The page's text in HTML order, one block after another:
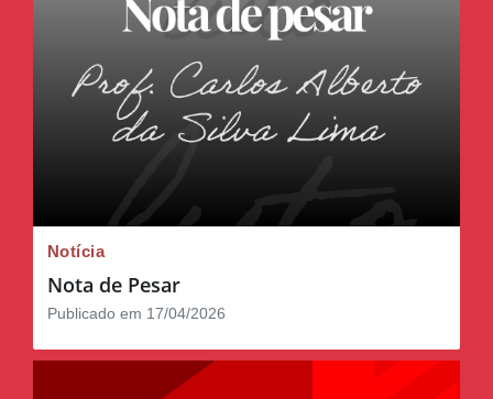
Notícia
Nota de Pesar
Publicado em 17/04/2026